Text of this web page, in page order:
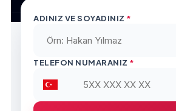
ADINIZ VE SOYADINIZ *
TELEFON NUMARANIZ *